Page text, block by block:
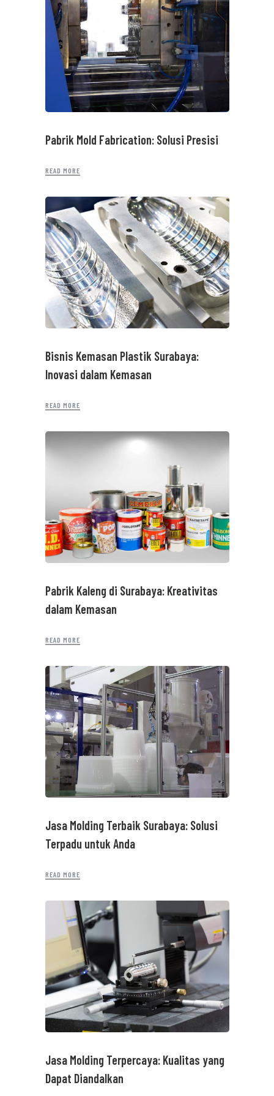
Pabrik Mold Fabrication: Solusi Presisi
READ MORE
Bisnis Kemasan Plastik Surabaya:
Inovasi dalam Kemasan
READ MORE
Pabrik Kaleng di Surabaya: Kreativitas
dalam Kemasan
READ MORE
Jasa Molding Terbaik Surabaya: Solusi
Terpadu untuk Anda
READ MORE
Jasa Molding Terpercaya: Kualitas yang
Dapat Diandalkan